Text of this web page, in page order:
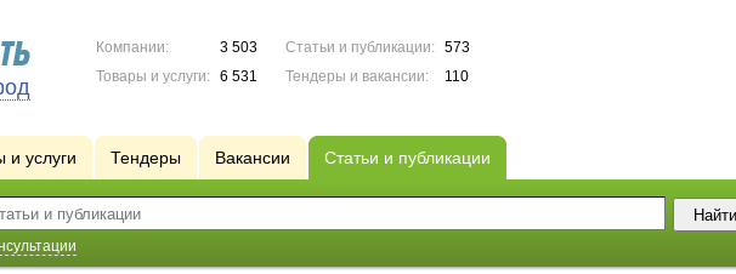
Компании:
3 503
Товары и услуги:
6 531
Статьи и публикации:
573
Тендеры и вакансии:
110
и услуги Тендеры Вакансии Статьи и публикации